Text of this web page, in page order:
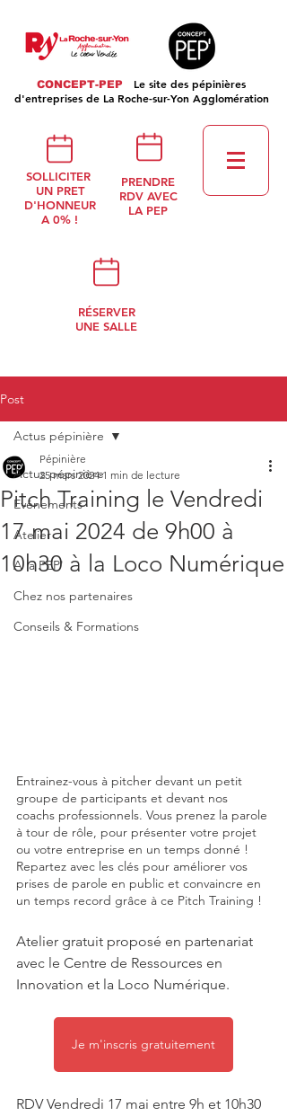
CONCEPT-PEP
Le site des pépinières
d'entreprises de La Roche-sur-Yon Agglomération
SOLLICITER
UN PRET
D'HONNEUR
A 0% !
PRENDRE
RDV AVEC
LA PEP
RÉSERVER
UNE SALLE
Post
Actus pépinière
Evénements
Atelier
A la PEP'
Chez nos partenaires
Conseils & Formations
Actus pépinière
Pitch Training le Vendredi
17 mai 2024 de 9h00 à
10h30 à la Loco Numérique
Pépinière
25 mars 2024 1 min de lecture
Entrainez-vous à pitcher devant un petit
groupe de participants et devant nos
coachs professionnels. Vous prenez la parole
à tour de rôle, pour présenter votre projet
ou votre entreprise en un temps donné !
Repartez avec les clés pour améliorer vos
prises de parole en public et convaincre en
un temps record grâce à ce Pitch Training !
Atelier gratuit proposé en partenariat
avec le Centre de Ressources en
Innovation et la Loco Numérique.
Je m'inscris gratuitement
RDV Vendredi 17 mai entre 9h et 10h30